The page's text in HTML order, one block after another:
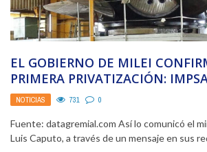
EL GOBIERNO DE MILEI
PRIMERA PRIVATIZACIÓN:
CONTROLADA POR UNA ...
NOTICIAS 731 0
Fuente: datagremial.com Así lo comunicó el
Luis Caputo, a través de un mensaje en sus